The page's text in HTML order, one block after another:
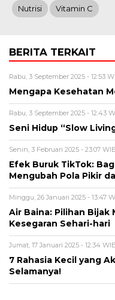
Nutrisi Vitamin C
BERITA TERKAIT
Rabu, 3 September 2025 - 12:53
Mengapa Kesehatan
Rabu, 3 September 2025 - 12:43
Seni Hidup “Slow
Senin, 3 Februari 2025 - 23:07
Efek Buruk TikTok:
Mengubah Pola Pikir
Minggu, 26 Januari 2025 - 13:47
Air Baina: Pilihan Bijak
Kesegaran Sehari-hari
Jumat, 17 Januari 2025 - 12:34
7 Rahasia Kecil yang
Selamanya!